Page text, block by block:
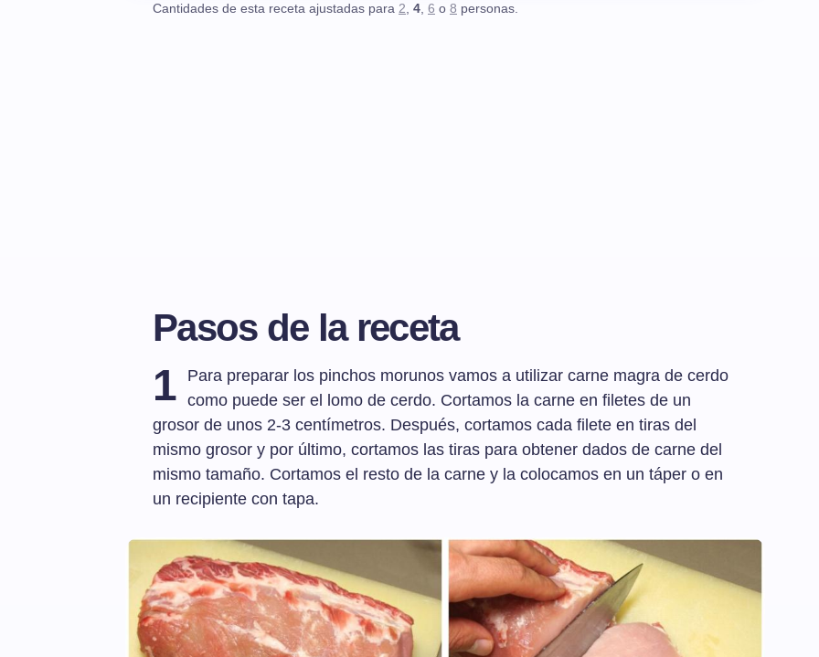
Cantidades de esta receta ajustadas para 2, 4, 6 o 8 personas.
Pasos de la receta
1
Para preparar los pinchos morunos vamos a utilizar carne magra de cerdo
como puede ser el lomo de cerdo. Cortamos la carne en filetes de un
grosor de unos 2-3 centímetros. Después, cortamos cada filete en tiras del
mismo grosor y por último, cortamos las tiras para obtener dados de carne del
mismo tamaño. Cortamos el resto de la carne y la colocamos en un táper o en
un recipiente con tapa.